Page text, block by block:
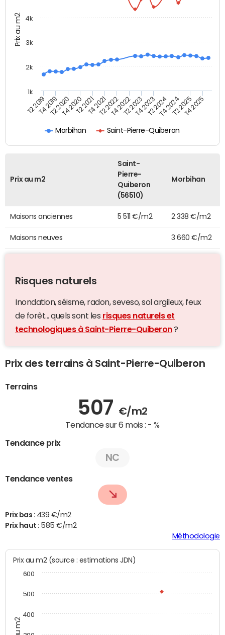
Prix au m2
Morbihan Saint-Pierre-Quiberon
T2 2019T4 2019T2 2020T4 2020T2 2021T4 2021T2 2022T4 2022T2 2023T4 2023T2 2024T4 2024T2 2025T4 2025
1k
2k
3k
4k
Prix au m2
Saint-
Pierre-
Quiberon
(56510)
Morbihan
Maisons anciennes 5 511 €/m2 2 338 €/m2
Maisons neuves 3 660 €/m2
Risques naturels
Inondation, séisme, radon, seveso, sol argileux, feux
de forêt... quels sont les risques naturels et
technologiques à Saint-Pierre-Quiberon?
Prix des terrains à Saint-Pierre-Quiberon
Terrains
507 €/m2
Tendance sur 6 mois : - %
Tendance prix
NC
Tendance ventes
Prix bas : 439 €/m2
Prix haut : 585 €/m2
Méthodologie
Prix au m2 (source : estimations JDN)
400
500
600